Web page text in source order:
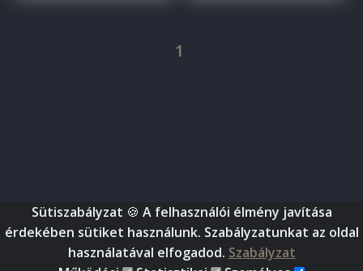
1
©2026, World Bútor - Amíg a föld forog, nálunk megtalálod
bútorod. (Minden jog fenntartva)
Sütiszabályzat 🍪 A felhasználói élmény javítása
érdekében sütiket használunk. Szabályzatunkat az oldal
használatával elfogadod. Szabályzat